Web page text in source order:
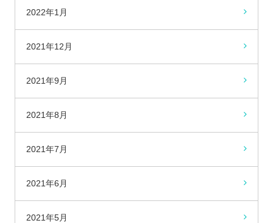
2022年1月
2021年12月
2021年9月
2021年8月
2021年7月
2021年6月
2021年5月